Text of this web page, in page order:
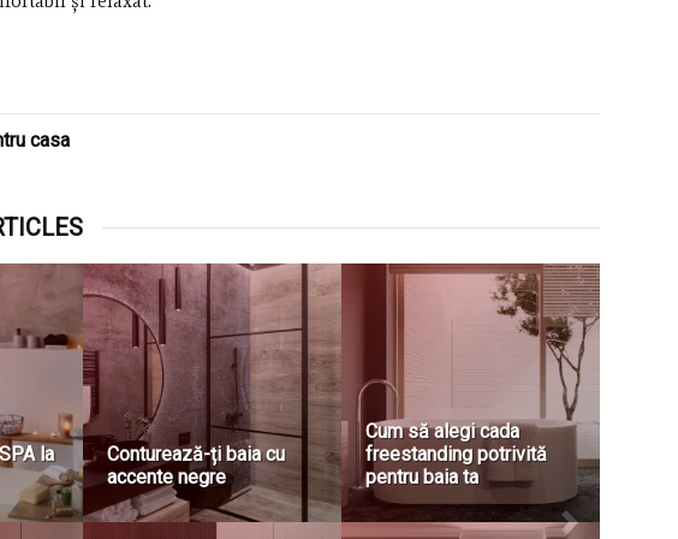
casa
Faianță
Băi
10 Bloguri de Design pe
care să le Urmăreşti
pentru Doza Zilnică de
Inspiraţie
5 Idei Chic de Amenajări
Interioare și Unde
Găsești Produse Cool
pentru Casă în Cluj